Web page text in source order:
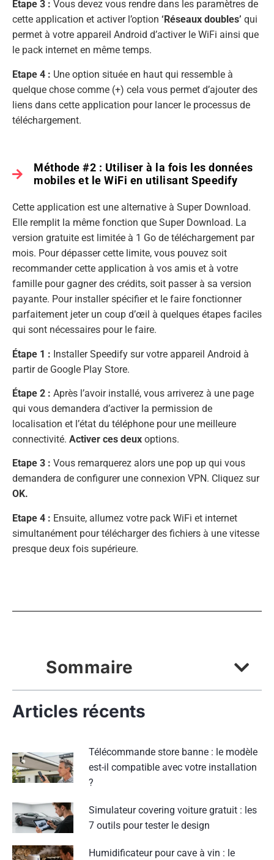
Étape 3 : Vous devez vous rendre dans les paramètres de
cette application et activer l’option ‘Réseaux doubles’ qui
permet à votre appareil Android d’activer le WiFi ainsi que
le pack internet en même temps.
Etape 4 : Une option située en haut qui ressemble à
quelque chose comme (+) cela vous permet d’ajouter des
liens dans cette application pour lancer le processus de
téléchargement.
Méthode #2 : Utiliser à la fois les données
mobiles et le WiFi en utilisant Speedify
Cette application est une alternative à Super Download.
Elle remplit la même fonction que Super Download. La
version gratuite est limitée à 1 Go de téléchargement par
mois. Pour dépasser cette limite, vous pouvez soit
recommander cette application à vos amis et à votre
famille pour gagner des crédits, soit passer à sa version
payante. Pour installer spécifier et le faire fonctionner
parfaitement jeter un coup d’œil à quelques étapes faciles
qui sont nécessaires pour le faire.
Étape 1 : Installer Speedify sur votre appareil Android à
partir de Google Play Store.
Étape 2 : Après l’avoir installé, vous arriverez à une page
qui vous demandera d’activer la permission de
localisation et l’état du téléphone pour une meilleure
connectivité. Activer ces deux options.
Etape 3 : Vous remarquerez alors une pop up qui vous
demandera de configurer une connexion VPN. Cliquez sur
OK.
Etape 4 : Ensuite, allumez votre pack WiFi et internet
simultanément pour télécharger des fichiers à une vitesse
presque deux fois supérieure.
Sommaire
Articles récents
Télécommande store banne : le modèle
est-il compatible avec votre installation
?
Simulateur covering voiture gratuit : les
7 outils pour tester le design
Humidificateur pour cave à vin : le